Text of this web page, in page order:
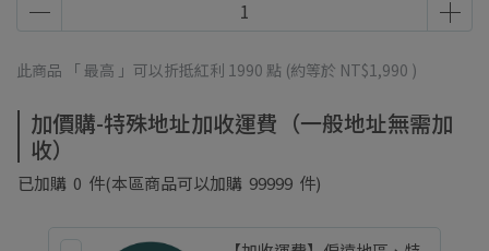
此商品 「 最高 」可以折抵紅利 1990 點 (約等於 NT$1,990 )
加價購-特殊地址加收運費（一般地址無需加
收）
已加購 0 件(本區商品可以加購 99999 件)